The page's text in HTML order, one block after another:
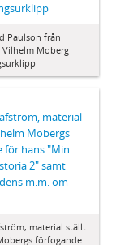
Paulson från
Moberg
material
Mobergs
för hans "Min
2" samt
m.m. om
material ställt
förfogande